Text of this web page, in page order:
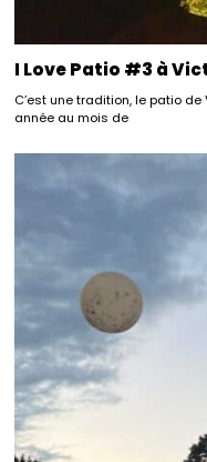
I Love Patio #3 à
C’est une tradition, le patio
année au mois de